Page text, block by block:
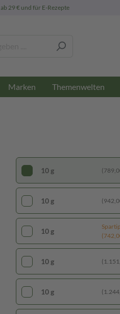
ab 29 € und für E-Rezepte
Marken Themenwelten
10 g
10 g
10 g
10 g
10 g